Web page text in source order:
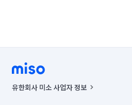
유한회사 미소 사업자 정보